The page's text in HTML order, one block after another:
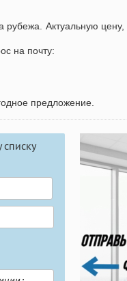
Актуальную цену,
на почту:
предложение.